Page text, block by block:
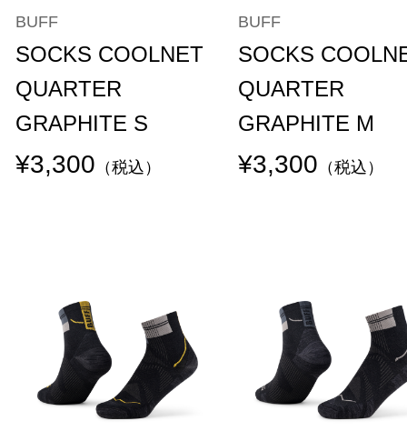
BUFF
SOCKS COOLNET
QUARTER
GRAPHITE S
¥3,300 （税込）
BUFF
SOCKS
QUARTER
GRAPHITE M
¥3,300 （税込）